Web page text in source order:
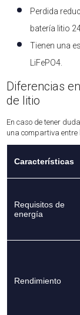
Perdida
batería litio
Tienen una
LiFePO4.
Diferencias
de litio
En caso de tener
una compartiva entre
Características
Requisitos de
energía
Rendimiento